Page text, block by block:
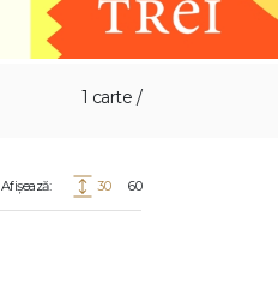
1 carte /
Afișează: 30 60